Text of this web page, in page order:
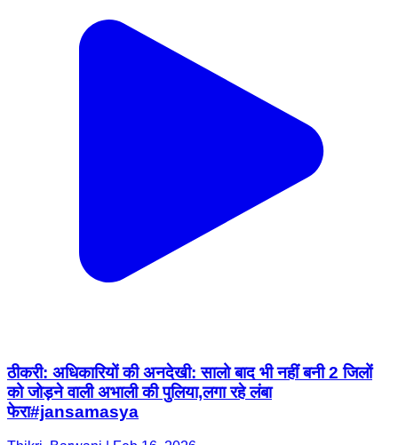
ठीकरी: अधिकारियों की अनदेखी: सालो बाद भी नहीं बनी 2 जिलों
को जोड़ने वाली अभाली की पुलिया,लगा रहे लंबा
फेरा#jansamasya